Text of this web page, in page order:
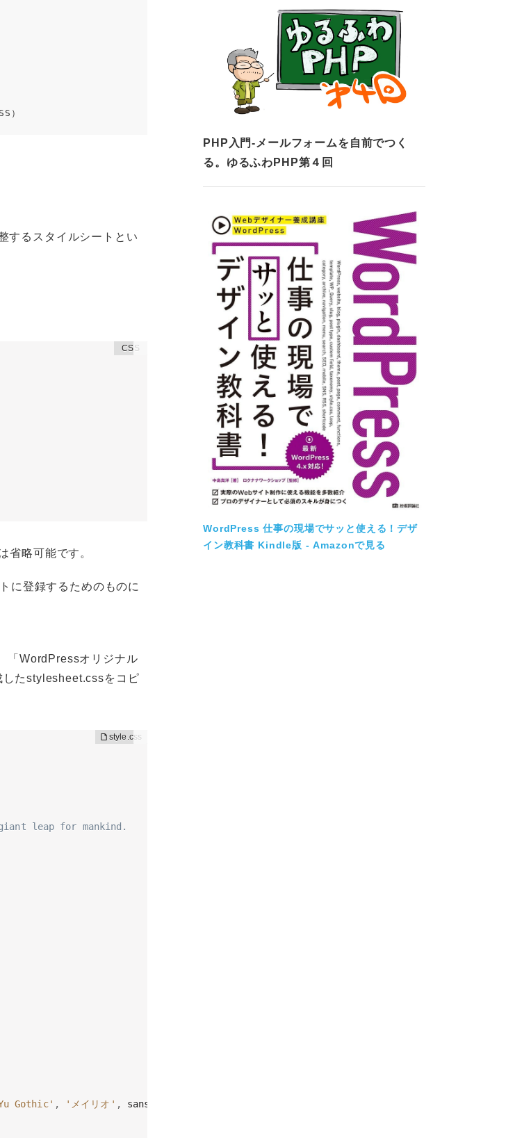
）
するスタイルシートとい
省略可能です。
に登録するためのものに
「WordPressオリジナル
したstylesheet.cssをコピ
leap for mankind.
Gothic' , 'メイリオ' , sans-serif
PHP入門-メールフォームを自前でつく
る。ゆるふわPHP第４回
WordPress 仕事の現場でサッと使える！デザ
イン教科書 Kindle版 - Amazonで見る